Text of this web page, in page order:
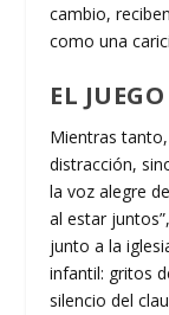
cambio,
como una
EL
Mientras
distracción,
la voz alegre
al estar
junto a la
infantil: gritos
silencio del